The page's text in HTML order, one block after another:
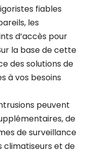
fiables
les
d’accès pour
la base de cette
des solutions de
à vos besoins
peuvent
de
de surveillance
climatiseurs et de